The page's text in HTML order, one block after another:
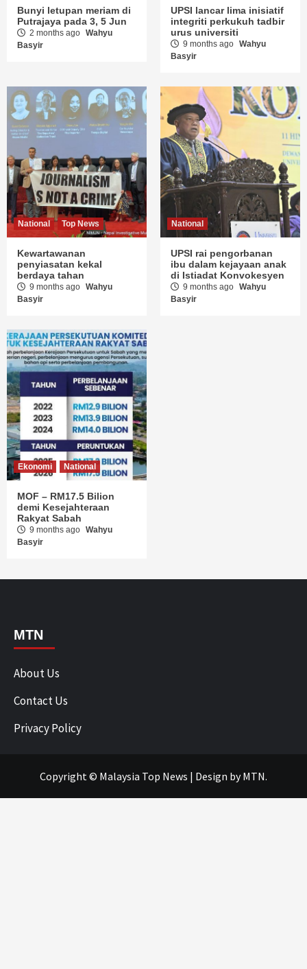
Bunyi letupan meriam di
Putrajaya pada 3, 5 Jun
2 months ago
Wahyu
Basyir
UPSI lancar lima inisiatif
integriti perkukuh tadbir
urus universiti
9 months ago
Wahyu
Basyir
National Top News
Kewartawanan
penyiasatan kekal
berdaya tahan
9 months ago
Wahyu
Basyir
National
UPSI rai pengorbanan
ibu dalam kejayaan anak
di Istiadat Konvokesyen
9 months ago
Wahyu
Basyir
Ekonomi National
MOF – RM17.5 Bilion
demi Kesejahteraan
Rakyat Sabah
9 months ago
Wahyu
Basyir
MTN
About Us
Contact Us
Privacy Policy
Copyright © Malaysia Top News | Design by MTN.